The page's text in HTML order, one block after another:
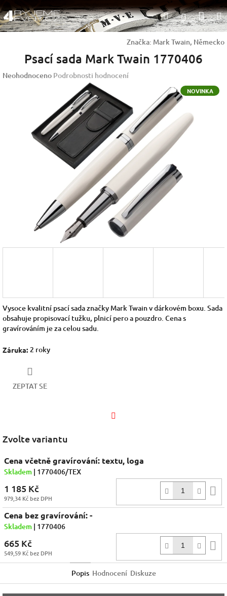
na
obsah
HledatPřihlášení
Značka: Mark Twain, Německo
Psací sada Mark Twain 1770406
Průměrné
Neohodnoceno Podrobnosti hodnocení
NOVINKA
Vysoce kvalitní psací sada značky Mark Twain v dárkovém boxu. Sada
obsahuje propisovací tužku, plnicí pero a pouzdro. Cena s
gravírováním je za celou sadu.
Záruka: 2 roky
ZEPTAT SE
Zvolte variantu
Cena včetně gravírování: textu, loga
Skladem | 1770406/TEX
1 185 Kč
979,34 Kč bez DPH
Cena bez gravírování: -
Skladem | 1770406
665 Kč
549,59 Kč bez DPH
Popis Hodnocení Diskuze